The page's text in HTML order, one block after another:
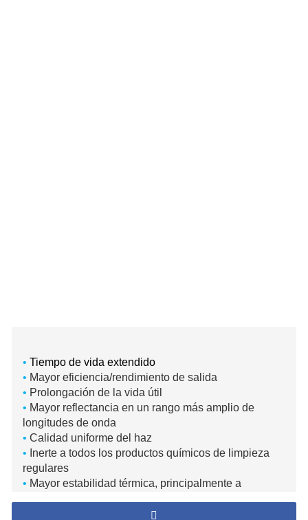
• Tiempo de vida extendido
• Mayor eficiencia/rendimiento de salida
• Prolongación de la vida útil
• Mayor reflectancia en un rango más amplio de
longitudes de onda
• Calidad uniforme del haz
• Inerte a todos los productos químicos de limpieza
regulares
• Mayor estabilidad térmica, principalmente a
expansión térmica muy bajo